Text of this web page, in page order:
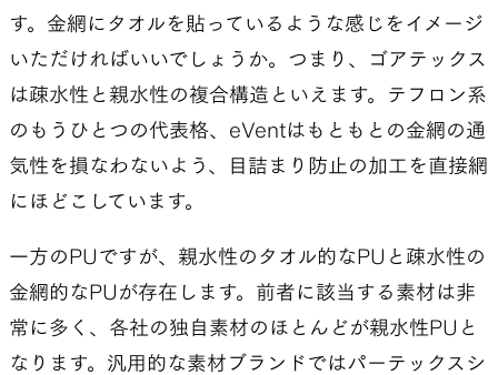
す。金網にタオルを貼っているような感じをイメージ
いただければいいでしょうか。つまり、ゴアテックス
は疎水性と親水性の複合構造といえます。テフロン系
のもうひとつの代表格、eVentはもともとの金網の通
気性を損なわないよう、目詰まり防止の加工を直接網
にほどこしています。
一方のPUですが、親水性のタオル的なPUと疎水性の
金網的なPUが存在します。前者に該当する素材は非
常に多く、各社の独自素材のほとんどが親水性PUと
なります。汎用的な素材ブランドではパーテックスシ